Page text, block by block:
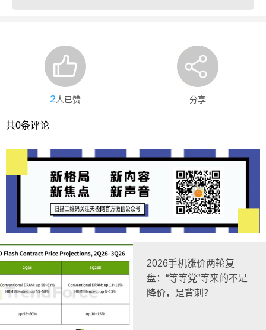
2人已赞 分享
共0条评论
2026手机涨价两轮复
盘：“等等党”等来的不是
降价，是背刺？